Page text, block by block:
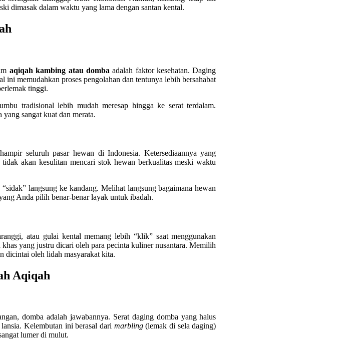
dimasak dalam waktu yang lama dengan santan kental.
aqiqah kambing atau domba adalah faktor kesehatan. Daging
ini memudahkan proses pengolahan dan tentunya lebih bersahabat
tinggi.
tradisional lebih mudah meresap hingga ke serat terdalam.
sangat kuat dan merata.
seluruh pasar hewan di Indonesia. Ketersediaannya yang
akan kesulitan mencari stok hewan berkualitas meski waktu
langsung ke kandang. Melihat langsung bagaimana hewan
Anda pilih benar-benar layak untuk ibadah.
atau gulai kental memang lebih “klik” saat menggunakan
yang justru dicari oleh para pecinta kuliner nusantara. Memilih
dicintai oleh lidah masyarakat kita.
Aqiqah
domba adalah jawabannya. Serat daging domba yang halus
Kelembutan ini berasal dari marbling(lemak di sela daging)
lumer di mulut.